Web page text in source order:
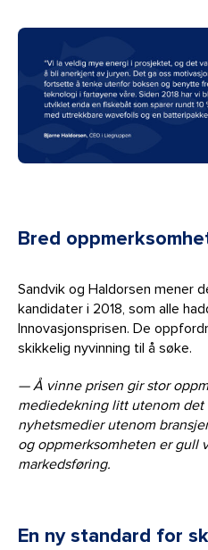
Bred
Sandvik og Haldorsen mener
kandidater i 2018, som alle
Innovasjonsprisen. De
skikkelig nyvinning til å søke.
— Å vinne prisen gir stor
mediedekning litt utenom det
nyhetsmedier utenom
og oppmerksomheten er gull
markedsføring.
En ny standard for